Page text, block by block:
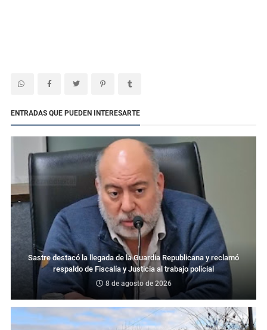
ENTRADAS QUE PUEDEN INTERESARTE
Sastre destacó la llegada de la Guardia Republicana y reclamó
respaldo de Fiscalía y Justicia al trabajo policial
8 de agosto de 2026